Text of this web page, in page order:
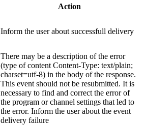
Action
Inform the user about successfull delivery
There may be a description of the error
(type of content Content-Type: text/plain;
charset=utf-8) in the body of the response.
This event should not be resubmitted. It is
necessary to find and correct the error of
the program or channel settings that led to
the error. Inform the user about the event
delivery failure